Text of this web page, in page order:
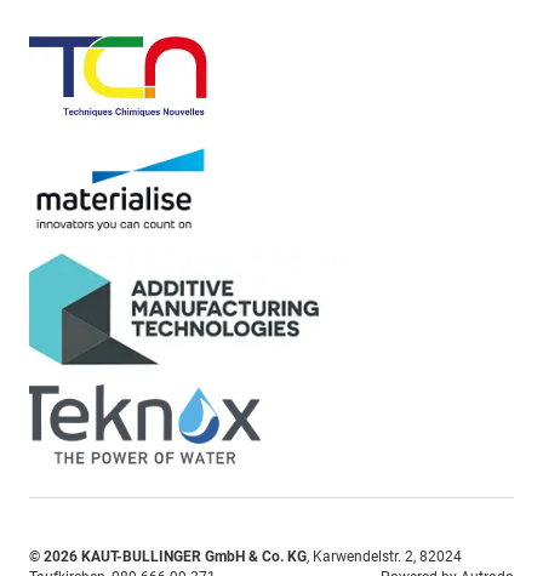
© 2026 KAUT-BULLINGER GmbH & Co. KG, Karwendelstr. 2, 82024